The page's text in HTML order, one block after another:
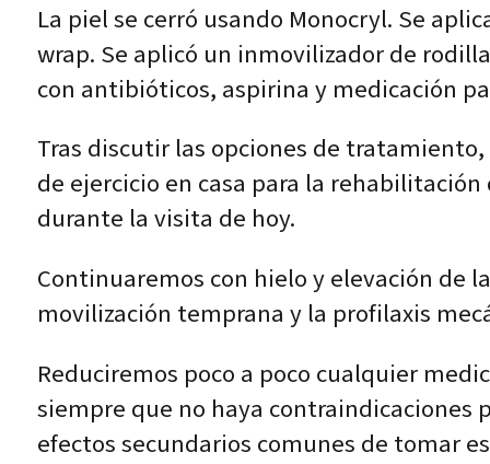
La piel se cerró usando Monocryl. Se
wrap. Se aplicó un inmovilizador de
con antibióticos, aspirina y medicación
Tras discutir las opciones de
de ejercicio en casa para la
durante la visita de hoy.
Continuaremos con hielo y elevación de
movilización temprana y la profilaxis
Reduciremos poco a poco cualquier
siempre que no haya contraindicaciones
efectos secundarios comunes de tomar